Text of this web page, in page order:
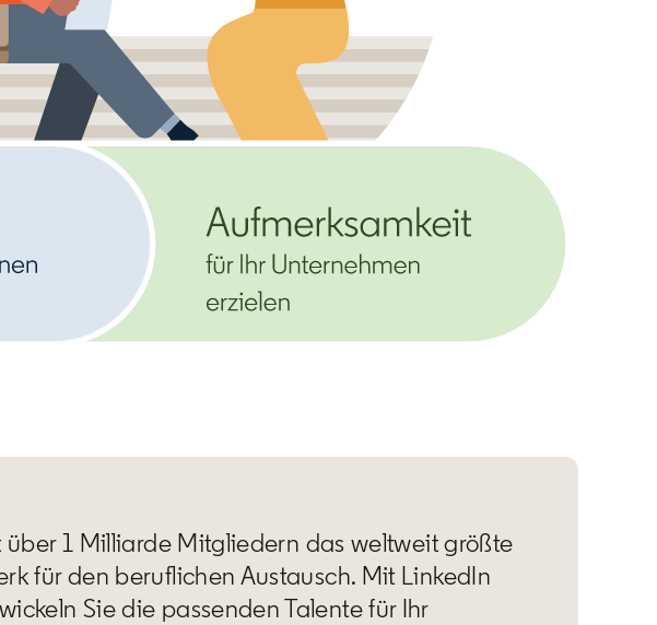
über 1 Milliarde Mitgliedern das weltweit größte
für den beruflichen Austausch. Mit LinkedIn
Sie die passenden Talente für Ihr